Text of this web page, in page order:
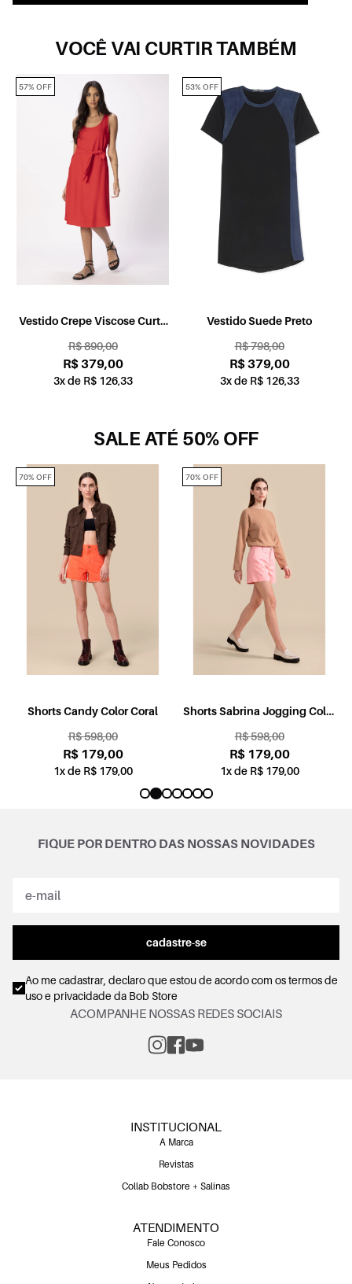
VOCÊ VAI CURTIR TAMBÉM
Vestido Crepe Viscose Curto
R$ 890,00
R$ 379,00
3x de R$ 126,33
57% OFF
Vestido Suede Preto
R$ 798,00
R$ 379,00
3x de R$ 126,33
53% OFF
SALE ATÉ 50% OFF
Shorts Candy Color Coral
R$ 598,00
R$ 179,00
1x de R$ 179,00
70% OFF
Shorts Sabrina Jogging Color
R$ 598,00
R$ 179,00
1x de R$ 179,00
70% OFF
FIQUE POR DENTRO DAS NOSSAS NOVIDADES
cadastre-se
Ao me cadastrar, declaro que estou de acordo com ostermos de
uso e privacidadeda Bob Store
ACOMPANHE NOSSAS REDES SOCIAIS
INSTITUCIONAL
A Marca
Revistas
Collab Bobstore + Salinas
ATENDIMENTO
Fale Conosco
Meus Pedidos